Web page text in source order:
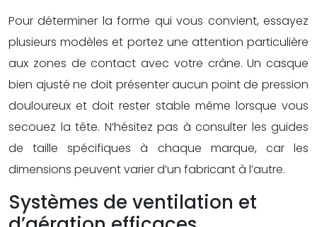
Pour déterminer la forme qui vous convient, essayez
plusieurs modèles et portez une attention particulière
aux zones de contact avec votre crâne. Un casque
bien ajusté ne doit présenter aucun point de pression
douloureux et doit rester stable même lorsque vous
secouez la tête. N’hésitez pas à consulter les guides
de taille spécifiques à chaque marque, car les
dimensions peuvent varier d’un fabricant à l’autre.
Systèmes de ventilation et